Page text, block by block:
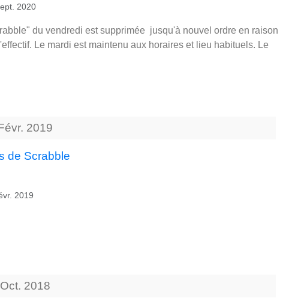
2020
du vendredi est supprimée jusqu'à nouvel ordre en raison
Le mardi est maintenu aux horaires et lieu habituels. Le
2019
de Scrabble
2019
Oct. 2018